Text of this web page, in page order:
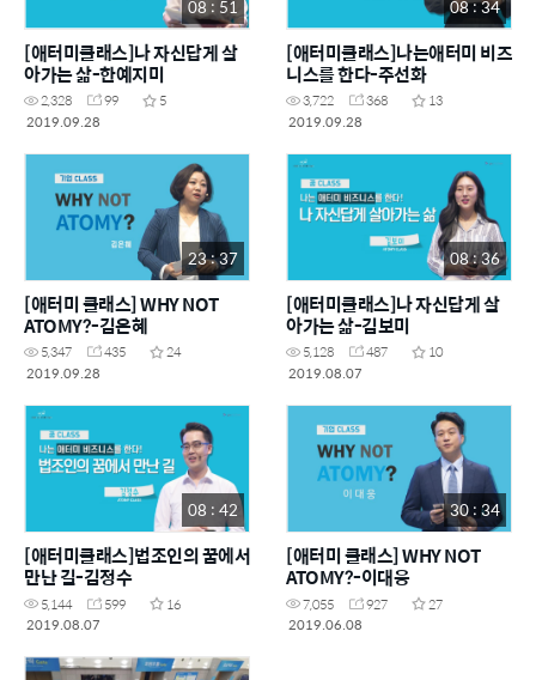
08 : 51
[애터미클래스]나 자신답게 살
아가는 삶-한예지미
2,328 99
5
2019.09.28
08 : 34
[애터미클래스]나는애터미 비즈
니스를 한다-주선화
3,722 368
13
2019.09.28
23 : 37
[애터미 클래스] WHY NOT
ATOMY?-김은혜
5,347 435
24
2019.09.28
08 : 36
[애터미클래스]나 자신답게 살
아가는 삶-김보미
5,128 487
10
2019.08.07
08 : 42
[애터미클래스]법조인의 꿈에서
만난 길-김정수
5,144 599
16
2019.08.07
30 : 34
[애터미 클래스] WHY NOT
ATOMY?-이대웅
7,055 927
27
2019.06.08